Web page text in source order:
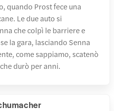
quando Prost fece una
Le due auto si
che colpì le barriere e
la gara, lasciando Senna
come sappiamo, scatenò
durò per anni.